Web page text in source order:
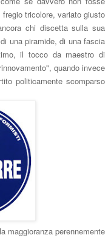
tricolore, variato giusto
chi discetta sulla sua
una piramide, di una fascia
il tocco da maestro di
quando invece
politicamente scomparso
maggioranza perennemente